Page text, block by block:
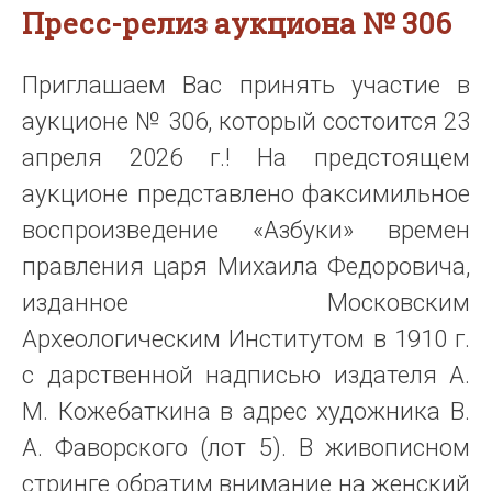
Пресс-релиз аукциона № 306
Приглашаем Вас принять участие в
аукционе № 306, который состоится 23
апреля 2026 г.! На предстоящем
аукционе представлено факсимильное
воспроизведение «Азбуки» времен
правления царя Михаила Федоровича,
изданное Московским
Археологическим Институтом в 1910 г.
с дарственной надписью издателя А.
М. Кожебаткина в адрес художника В.
А. Фаворского (лот 5). В живописном
стринге обратим внимание на женский